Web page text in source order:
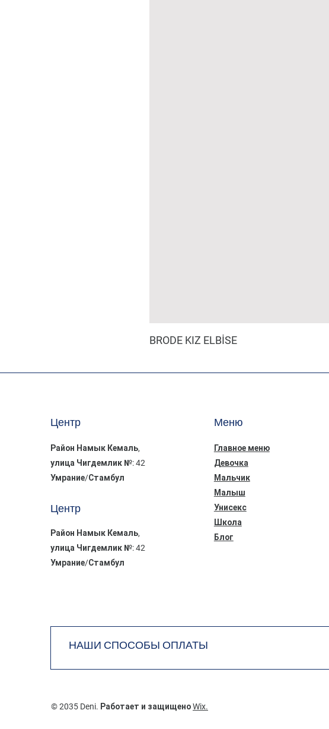
BRODE KIZ ELBİSE
Центр
Район Намык Кемаль,
улица Чигдемлик №: 42
Умрание/Стамбул
Центр
Район Намык Кемаль,
улица Чигдемлик №: 42
Умрание/Стамбул
Меню
Главное меню
Девочка
Мальчик
Малыш
Унисекс
Школа
Блог
НАШИ СПОСОБЫ ОПЛАТЫ
© 2035 Deni. Работает и защищеноWix.